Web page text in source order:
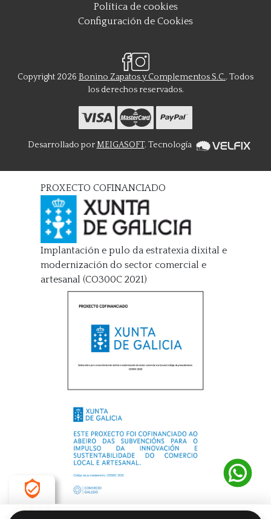
Política de cookies
Configuración de Cookies
Copyright 2026 Bonino Zapatos y Complementos S.C.. Todos
los derechos reservados.
Desarrollado porMEIGASOFT. Tecnología
PROXECTO COFINANCIADO
Implantación e pulo da estratexia dixital e
modernización do sector comercial e
artesanal (CO300C 2021)